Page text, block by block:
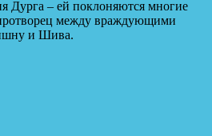
Дурга – ей поклоняются многие
между враждующими
и Шива.